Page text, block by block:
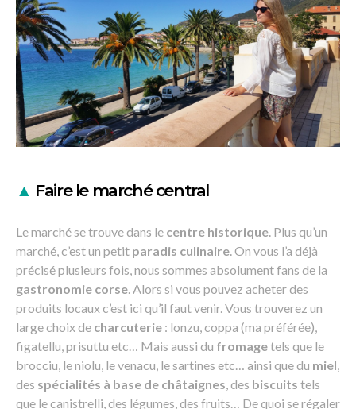
▲ Faire le marché central
Le marché se trouve dans le centre historique. Plus qu’un
marché, c’est un petit paradis culinaire. On vous l’a déjà
précisé plusieurs fois, nous sommes absolument fans de la
gastronomie corse. Alors si vous pouvez acheter des
produits locaux c’est ici qu’il faut venir. Vous trouverez un
large choix de charcuterie : lonzu, coppa (ma préférée),
figatellu, prisuttu etc… Mais aussi du fromagetels que le
brocciu, le niolu, le venacu, le sartines etc… ainsi que du miel,
des spécialités à base de châtaignes, des biscuits tels
que le canistrelli, des légumes, des fruits… De quoi se régaler